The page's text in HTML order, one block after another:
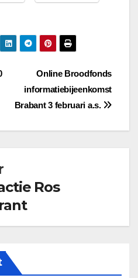
Online Broodfonds
informatiebijeenkomst
Brabant 3 februari a.s.
Ros